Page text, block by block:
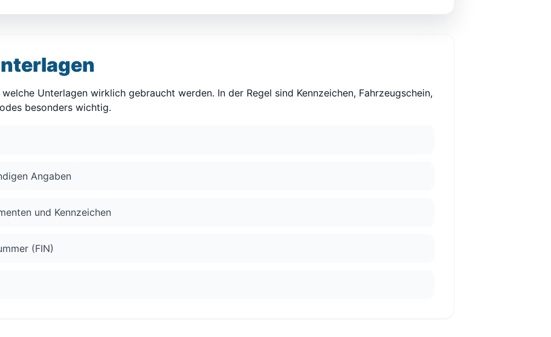
Unterlagen wirklich gebraucht werden. In der Regel sind Kennzeichen, Fahrzeugschein,
besonders wichtig.
Angaben
und Kennzeichen
(FIN)